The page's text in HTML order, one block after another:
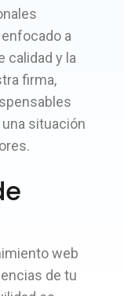
a
calidad y la
firma,
situación
web
de tu